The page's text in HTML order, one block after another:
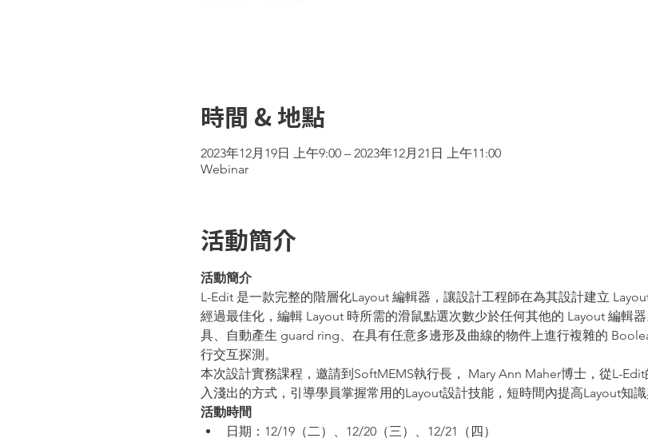
時間 & 地點
2023年12月19日 上午9:00 – 2023年12月21日 上午11:00
Webinar
活動簡介
活動簡介
L-Edit 是一款完整的階層化Layout 編輯器，讓設計工程師在為其設計建立
經過最佳化，編輯 Layout 時所需的滑鼠點選次數少於任何其他的 Layout 編輯
具、自動產生 guard ring、在具有任意多邊形及曲線的物件上進行複雜的
行交互探測。
本次設計實務課程，邀請到SoftMEMS執行長， Mary Ann Maher博士，從L-
入淺出的方式，引導學員掌握常用的Layout設計技能，短時間內提高Layout知識
活動時間
日期：12/19（二）、12/20（三）、12/21（四）